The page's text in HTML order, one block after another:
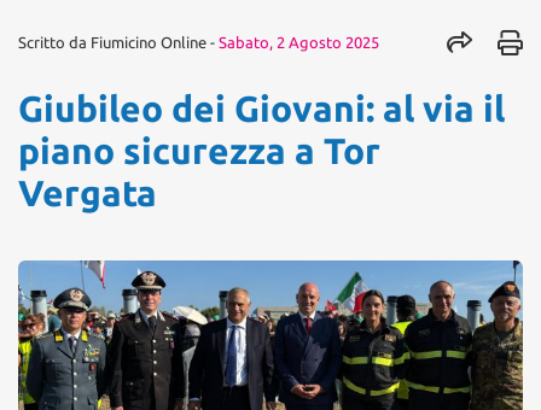
Scritto da Fiumicino Online - Sabato, 2 Agosto 2025
Giubileo dei Giovani: al via il
piano sicurezza a Tor
Vergata